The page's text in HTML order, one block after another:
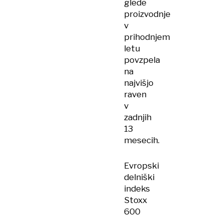
glede
proizvodnje
v
prihodnjem
letu
povzpela
na
najvišjo
raven
v
zadnjih
13
mesecih.
Evropski
delniški
indeks
Stoxx
600